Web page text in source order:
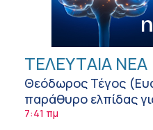
ΤΕΛΕΥΤΑΙΑ ΝΕΑ
Θεόδωρος Τέγος
παράθυρο ελπίδας
ασθενείς μέσω
7:41 πμ